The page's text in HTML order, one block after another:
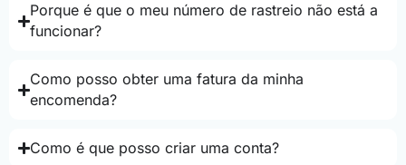
Porque é que o meu número de rastreio não está a
funcionar?
Como posso obter uma fatura da minha
encomenda?
Como é que posso criar uma conta?